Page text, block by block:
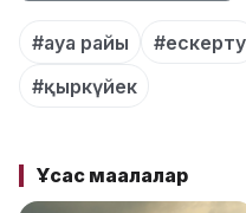
#ауа райы #ескерту
#қыркүйек
Ұқсас мақалалар